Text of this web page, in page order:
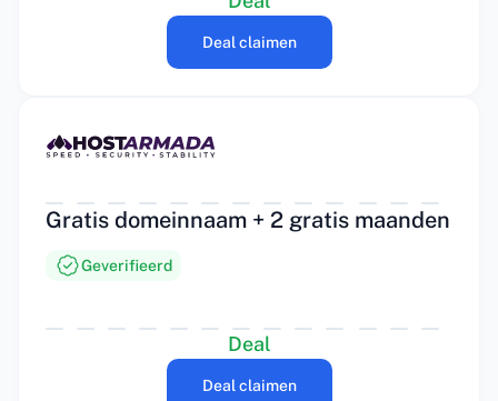
Deal claimen
Gratis domeinnaam + 2 gratis maanden
Geverifieerd
Deal
Deal claimen